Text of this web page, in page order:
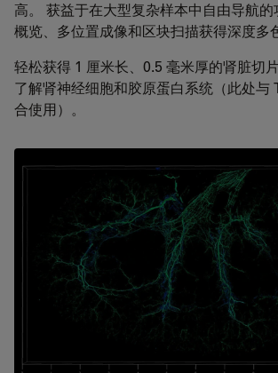
高。 获益于在大型复杂样本中自由导航
概览、多位置成像和区块扫描获得深度多
轻松获得 1 厘米长、0.5 毫米厚的肾脏切
了解肾神经细胞和胶原蛋白系统（此处与
合使用）。